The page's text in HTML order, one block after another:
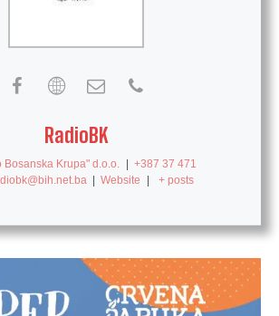
RadioBK
Bosanska Krupa" d.o.o. | +387 37 471
| Website | + posts